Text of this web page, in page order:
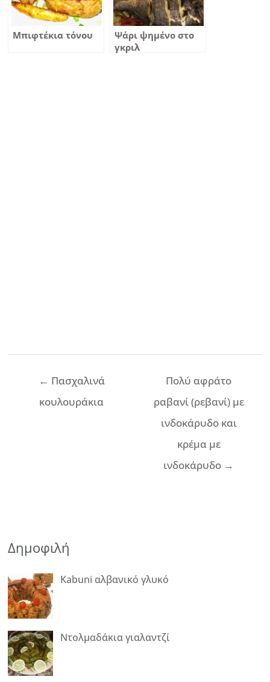
Μπιφτέκια τόνου
Ψάρι ψημένο στο
γκριλ
Πλοήγηση
← Πασχαλινά
κουλουράκια
Πολύ αφράτο
ραβανί (ρεβανί) με
ινδοκάρυδο και
κρέμα με
ινδοκάρυδο →
Δημοφιλή
Κabuni αλβανικό γλυκό
Ντολμαδάκια γιαλαντζί